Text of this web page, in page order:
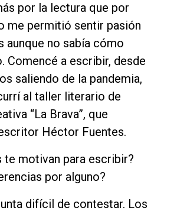
por la lectura que por
me permitió sentir pasión
aunque no sabía cómo
Comencé a escribir, desde
saliendo de la pandemia,
al taller literario de
“La Brava”, que
Héctor Fuentes.
te motivan para escribir?
por alguno?
difícil de contestar. Los